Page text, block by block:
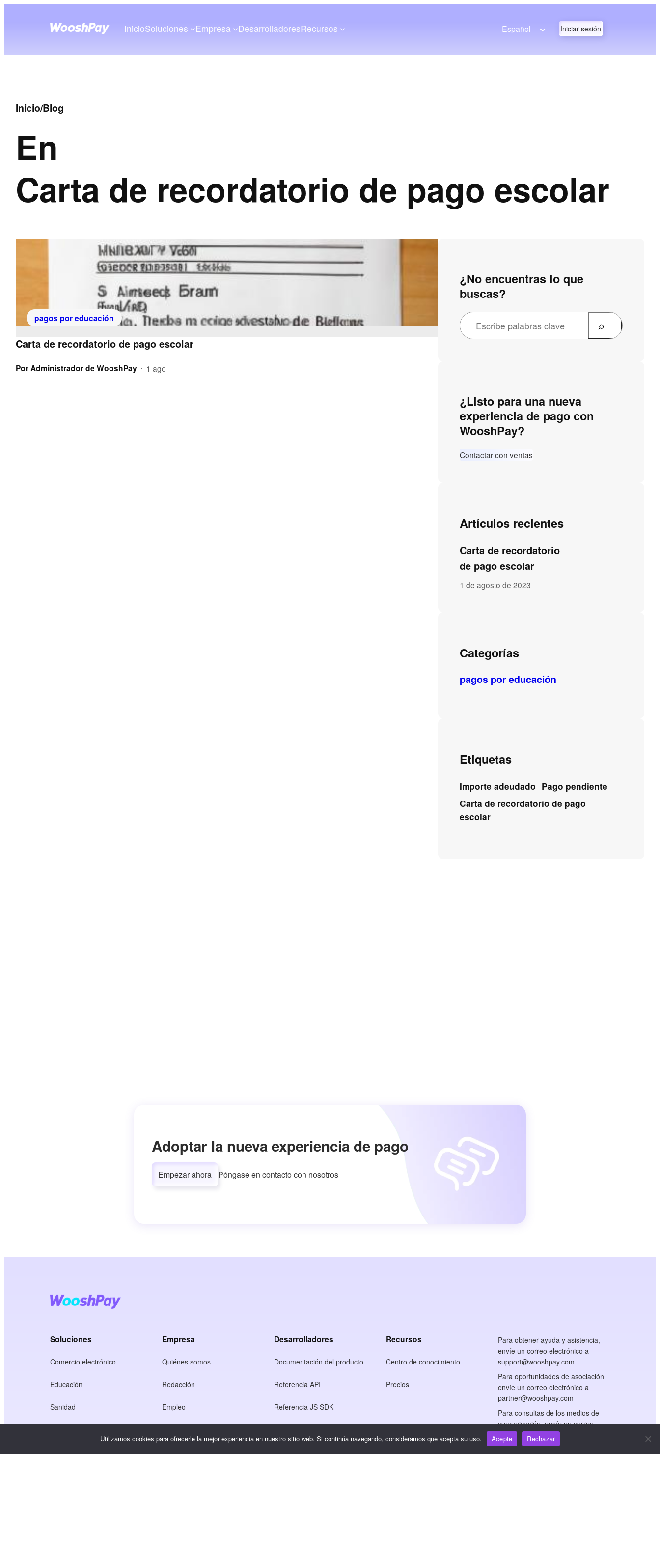
InicioSoluciones Empresa DesarrolladoresRecursos Español Iniciar sesión
Inicio/Blog
En
Carta de recordatorio de pago escolar
pagos por educación
Carta de recordatorio de pago escolar
PorAdministrador de WooshPay • 1 ago
¿No encuentras lo que
buscas?
¿Listo para una nueva
experiencia de pago con
WooshPay?
Contactar con ventas
Artículos recientes
Carta de recordatorio
de pago escolar
1 de agosto de 2023
Categorías
pagos por educación
Etiquetas
Importe adeudado Pago pendiente
Carta de recordatorio de pago
escolar
Adoptar la nueva experiencia de pago
Empezar ahora Póngase en contacto con nosotros
Soluciones
Comercio electrónico
Educación
Sanidad
Juego
Empresa
Quiénes somos
Redacción
Empleo
Política de privacidad
Desarrolladores
Documentación del producto
Referencia API
Referencia JS SDK
Recursos
Centro de conocimiento
Precios
Para obtener ayuda y asistencia,
envíe un correo electrónico a
support@wooshpay.com
Para oportunidades de asociación,
envíe un correo electrónico a
partner@wooshpay.com
Para consultas de los medios de
comunicación, envíe un correo
electrónico a
media@wooshpay.com
Utilizamos cookies para ofrecerle la mejor experiencia en nuestro sitio web. Si continúa navegando, consideramos que acepta su uso. Acepte Rechazar